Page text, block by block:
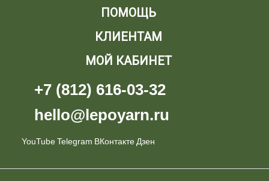
ПОМОЩЬ
КЛИЕНТАМ
МОЙ КАБИНЕТ
+7 (812) 616-03-32
hello@lepoyarn.ru
YouTubeTelegram ВКонтакте Дзен